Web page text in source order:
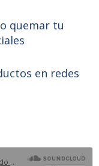
quemar tu
en redes